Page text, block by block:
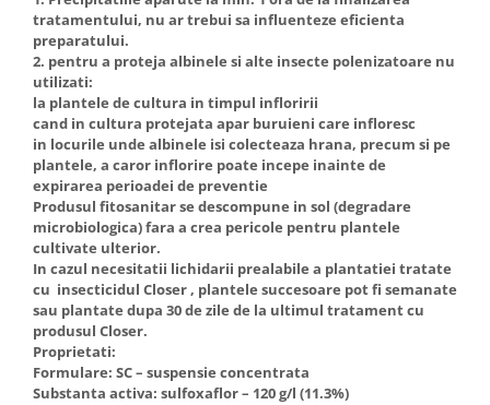
tratamentului, nu ar trebui sa influenteze eficienta
preparatului.
2. pentru a proteja albinele si alte insecte polenizatoare nu
utilizati:
la plantele de cultura in timpul infloririi
cand in cultura protejata apar buruieni care infloresc
in locurile unde albinele isi colecteaza hrana, precum si pe
plantele, a caror inflorire poate incepe inainte de
expirarea perioadei de preventie
Produsul fitosanitar se descompune in sol (degradare
microbiologica) fara a crea pericole pentru plantele
cultivate ulterior.
In cazul necesitatii lichidarii prealabile a plantatiei tratate
cu insecticidul Closer , plantele succesoare pot fi semanate
sau plantate dupa 30 de zile de la ultimul tratament cu
produsul Closer.
Proprietati:
Formulare: SC – suspensie concentrata
Substanta activa: sulfoxaflor – 120 g/l (11.3%)